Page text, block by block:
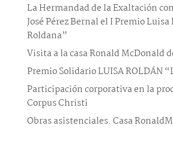
La Hermandad de la Exaltación
José Pérez Bernal el I Premio
Roldana”
Visita a la casa Ronald McDonald
Premio Solidario LUISA ROLDÁN
Participación corporativa en la
Corpus Christi
Obras asistenciales. Casa